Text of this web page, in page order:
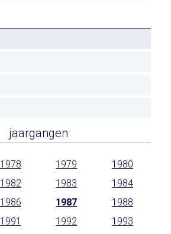
jaargangen
1978 1979
1980
1982 1983
1984
1986 1987
1988
1991 1992
1993